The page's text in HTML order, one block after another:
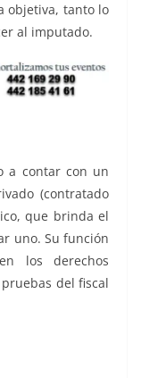
objetiva, tanto lo
al imputado.
a contar con un
(contratado
que brinda el
uno. Su función
los derechos
del fiscal